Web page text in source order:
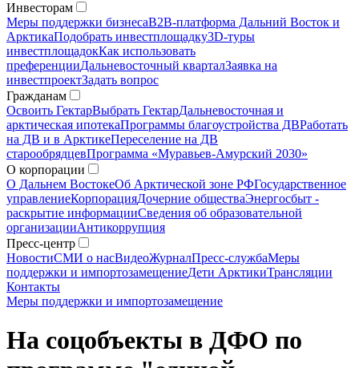
Инвесторам
Меры поддержки бизнесаB2B-платформа Дальний Восток и
АрктикаПодобрать инвестплощадку3D-туры
инвестплощадокКак использовать
преференцииДальневосточный кварталЗаявка на
инвестпроектЗадать вопрос
Гражданам
Освоить ГектарВыбрать ГектарДальневосточная и
арктическая ипотекаПрограммы благоустройства ДВРаботать
на ДВ и в АрктикеПереселение на ДВ
старообрядцевПрограмма «Муравьев-Амурский 2030»
О корпорации
О Дальнем ВостокеОб Арктической зоне РФГосударственное
управлениеКорпорацияДочерние обществаЭнергосбыт -
раскрытие информацииСведения об образовательной
организацииАнтикоррупция
Пресс-центр
НовостиСМИ о насВидеоЖурналПресс-службаМеры
поддержки и импортозамещениеДети АрктикиТрансляции
Контакты
Меры поддержки и импортозамещение
На соцобъекты в ДФО по